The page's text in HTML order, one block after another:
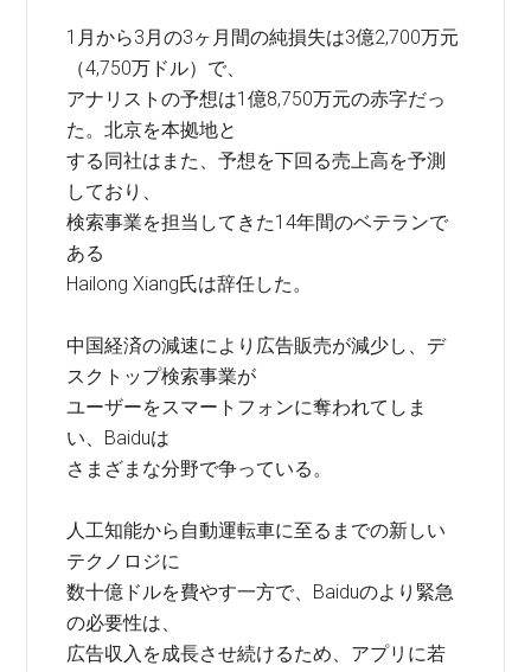
1月から3月の3ヶ月間の純損失は3億2,700万元
（4,750万ドル）で、
アナリストの予想は1億8,750万元の赤字だっ
た。北京を本拠地と
する同社はまた、予想を下回る売上高を予測
しており、
検索事業を担当してきた14年間のベテランで
ある
Hailong Xiang氏は辞任した。
中国経済の減速により広告販売が減少し、デ
スクトップ検索事業が
ユーザーをスマートフォンに奪われてしま
い、Baiduは
さまざまな分野で争っている。
人工知能から自動運転車に至るまでの新しい
テクノロジに
数十億ドルを費やす一方で、Baiduのより緊急
の必要性は、
広告収入を成長させ続けるため、アプリに若